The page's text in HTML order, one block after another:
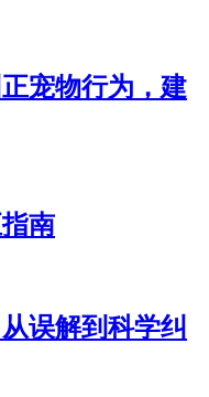
宠物行为，建
南
误解到科学纠